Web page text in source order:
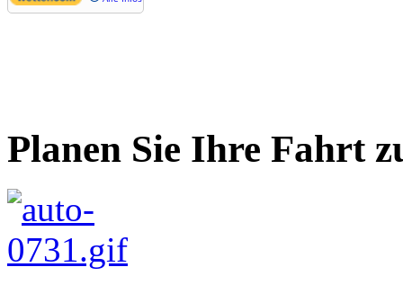
Planen Sie Ihre Fahrt